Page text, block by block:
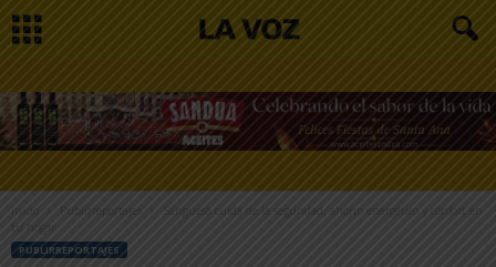
Inicio Publirreportajes
Sangüesa cuida de la seguridad, ahorro energético y confort en
tu hogar
PUBLIRREPORTAJES